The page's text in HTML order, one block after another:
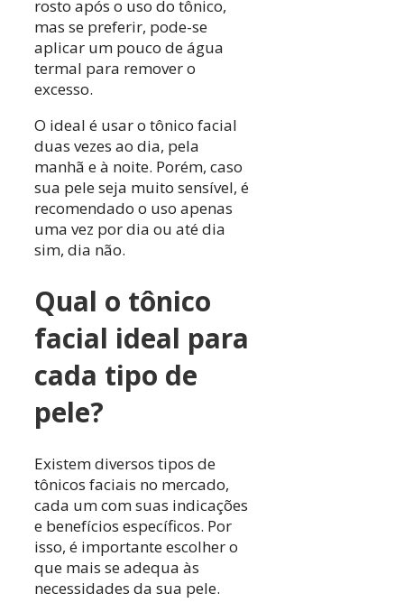
rosto após o uso do tônico,
mas se preferir, pode-se
aplicar um pouco de água
termal para remover o
excesso.
O ideal é usar o tônico facial
duas vezes ao dia, pela
manhã e à noite. Porém, caso
sua pele seja muito sensível, é
recomendado o uso apenas
uma vez por dia ou até dia
sim, dia não.
Qual o tônico
facial ideal para
cada tipo de
pele?
Existem diversos tipos de
tônicos faciais no mercado,
cada um com suas indicações
e benefícios específicos. Por
isso, é importante escolher o
que mais se adequa às
necessidades da sua pele.